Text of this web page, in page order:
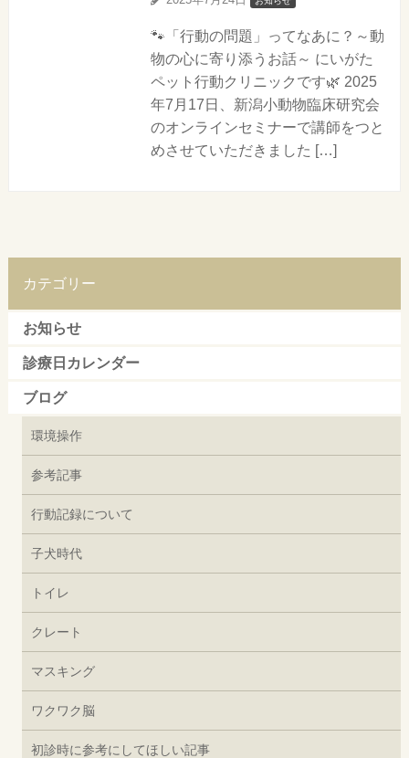
🐾「行動の問題」ってなあに？～動
物の心に寄り添うお話～ にいがた
ペット行動クリニックです🌿 2025
年7月17日、新潟小動物臨床研究会
のオンラインセミナーで講師をつと
めさせていただきました […]
カテゴリー
お知らせ
診療日カレンダー
ブログ
環境操作
参考記事
行動記録について
子犬時代
トイレ
クレート
マスキング
ワクワク脳
初診時に参考にしてほしい記事